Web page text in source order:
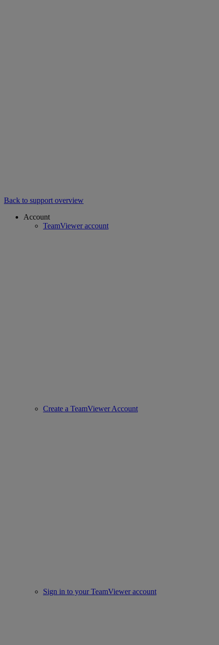
Back to support overview
Account
TeamViewer account
Create a TeamViewer Account
Sign in to your TeamViewer account